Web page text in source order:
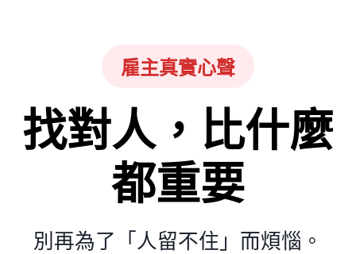
雇主真實心聲
找對人，比什麼
都重要
別再為了「人留不住」而煩惱。